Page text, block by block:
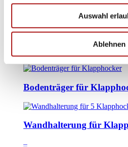
Auswahl
Ablehnen
NEW YORK Trolley
STOCKHOLM II Trolley
Bodenträger für
Wandhalterung für
–Preisspanne: